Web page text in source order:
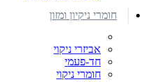
חומרי ניקיון ומזון
אביזרי ניקוי
חד-פעמי
חומרי ניקוי